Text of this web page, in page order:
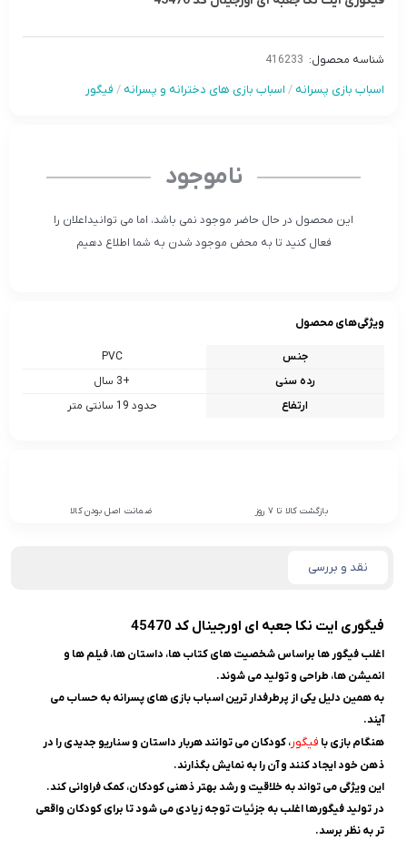
شناسه محصول: 416233
اسباب بازی پسرانه / اسباب بازی های دخترانه و پسرانه / فیگور
ناموجود
این محصول در حال حاضر موجود نمی باشد، اما می توانیداعلان را
فعال کنید تا به محض موجود شدن به شما اطلاع دهیم
ویژگی‌های محصول
جنس
PVC
رده سنی
+3 سال
ارتفاع
حدود 19 سانتی متر
بازگشت کالا تا 7 روز ضمانت اصل بودن کالا
نقد و بررسی
فیگوری ایت نکا جعبه ای اورجینال كد 45470
اغلب فیگور ها براساس شخصیت های کتاب ها، داستان ها، فیلم ها و
انمیشن ها، طراحی و تولید می شوند.
به همین دلیل یکی از پرطرفدار ترین اسباب بازی های پسرانه به حساب می
آیند.
هنگام بازی با فیگور، کودکان می توانند هربار داستان و سناریو جدیدی را در
ذهن خود ایجاد کنند و آن را به نمایش بگذارند.
این ویژگی می تواند به خلاقیت و رشد بهتر ذهنی کودکان، کمک فراوانی کند.
در تولید فیگورها اغلب به جزئیات توجه زیادی می شود تا برای کودکان واقعی
تر به نظر برسد.